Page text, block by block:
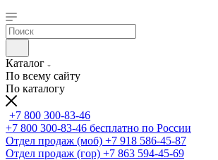
Каталог
По всему сайту
По каталогу
+7 800 300-83-46
+7 800 300-83-46 бесплатно по России
Отдел продаж (моб) +7 918 586-45-87
Отдел продаж (гор) +7 863 594-45-69